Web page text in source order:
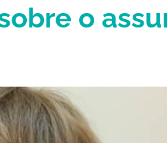
o